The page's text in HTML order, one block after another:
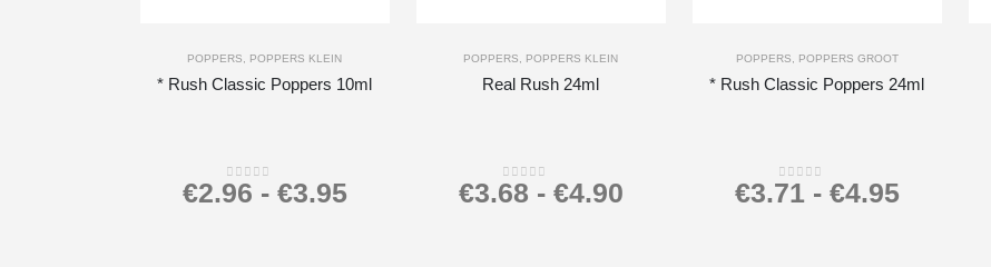
POPPERS POPPERS KLEIN
* Rush Classic Poppers 10ml
0out of 5
€2.96 - €3.95
POPPERS POPPERS KLEIN
Real Rush 24ml
0out of 5
€3.68 - €4.90
POPPERS POPPERS GROOT
* Rush Classic Poppers 24ml
0out of 5
€3.71- €4.95